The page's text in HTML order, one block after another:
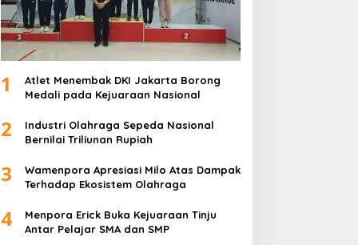
1
Atlet Menembak DKI Jakarta Borong
Medali pada Kejuaraan Nasional
2
Industri Olahraga Sepeda Nasional
Bernilai Triliunan Rupiah
3
Wamenpora Apresiasi Milo Atas Dampak
Terhadap Ekosistem Olahraga
4
Menpora Erick Buka Kejuaraan Tinju
Antar Pelajar SMA dan SMP